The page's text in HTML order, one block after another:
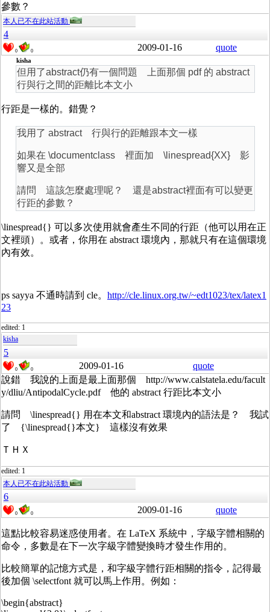
參數？
本人已不在此站活動
4
0 0 2009-01-16 quote
kisha
但用了abstract仍有一個問題 上面那個 pdf 的 abstract
行與行之間的距離比本文小
行距是一樣的。錯覺？
我用了 abstract 行與行的距離跟本文一樣
如果在 \documentclass 裡面加 \linespread{XX} 影
響又是全部
請問 這該怎麼處理呢？ 還是abstract裡面有可以變更
行距的參數？
\linespread{} 可以多次使用就會產生不同的行距（他可以用在正
文裡頭）。或者，你用在 abstract 環境內，那就只有在這個環境
內有效。
ps sayya 不通時請到 cle。 http://cle.linux.org.tw/~edt1023/tex/latex1
23
edited: 1
kisha
5
0 0 2009-01-16
quote
說錯 我說的上面是最上面那個 http://www.calstatela.edu/facult
y/dliu/AntipodalCycle.pdf 他的 abstract 行距比本文小
請問 \linespread{} 用在本文和abstract 環境內的語法是？ 我試
了 {\linespread{}本文} 這樣沒有效果
ＴＨＸ
edited: 1
本人已不在此站活動
6
0 0 2009-01-16 quote
這點比較容易迷惑使用者。在 LaTeX 系統中，字級字體相關的
命令，多數是在下一次字級字體變換時才發生作用的。
比較簡單的記憶方式是，和字級字體行距相關的指令，記得最
後加個 \selectfont 就可以馬上作用。例如：
\begin{abstract}